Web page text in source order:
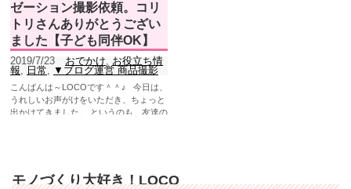
ゼーション撮影依頼。コリ
トリさんありがとうござい
ました【子ども同伴OK】
2019/7/23 おでかけ, お役立ち情
報, 日常, ▼ブログ運営 商品撮影
こんばんは～LOCOです＾＾♪ 今日は、
うれしいお声がけをいただき、ちょっと
出かけてきました。 というのも、友達の
モノづくり大好き！LOCO